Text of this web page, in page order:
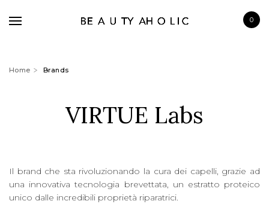
0
BATH & BODY
HAIRCARE
Home Brands
VIRTUE Labs
Il brand che sta rivoluzionando la cura dei capelli, grazie ad
una innovativa tecnologia brevettata, un estratto proteico
unico dalle incredibili proprietà riparatrici.